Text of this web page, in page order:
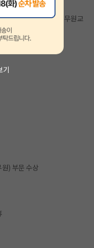
기
무원), 교육브랜드(공무원교
) 부문 수상